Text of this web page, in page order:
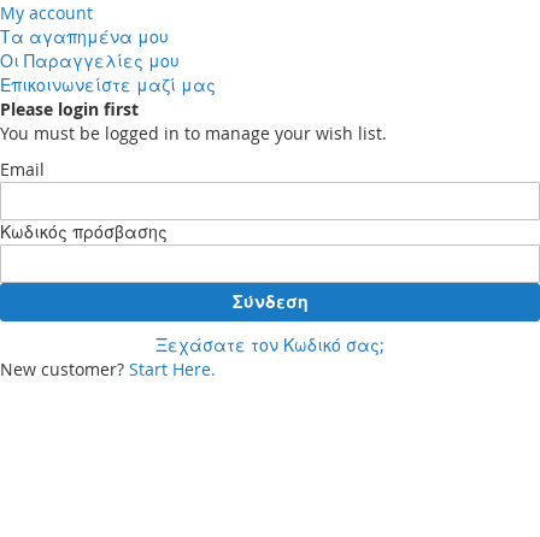
My account
Τα αγαπημένα μου
Οι Παραγγελίες μου
Επικοινωνείστε μαζί μας
Please login first
You must be logged in to manage your wish list.
Email
Κωδικός πρόσβασης
Σύνδεση
Ξεχάσατε τον Κωδικό σας;
New customer? Start Here.